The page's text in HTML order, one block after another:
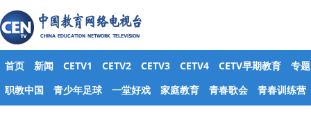
首页 新闻 CETV1 CETV2 CETV3 CETV4 CETV早期教育
专题
职教中国
青少年足球 一堂好戏 家庭教育 青春歌会 青春训练营